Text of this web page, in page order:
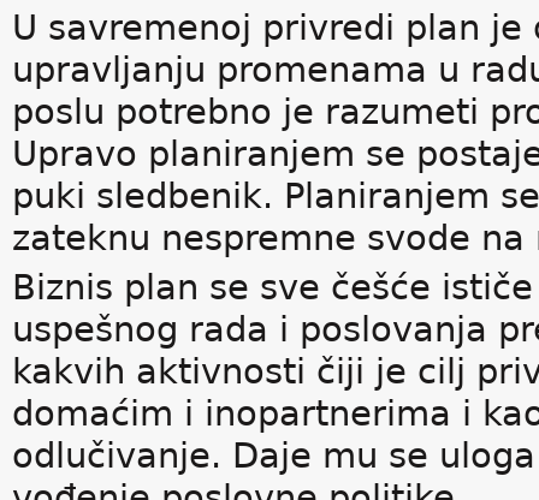
U savremenoj privredi plan
upravljanju promenama u
poslu potrebno je razumeti
Upravo planiranjem se
puki sledbenik. Planiranjem
zateknu nespremne svode
Biznis plan se sve češće
uspešnog rada i poslovanja
kakvih aktivnosti čiji je cilj
domaćim i inopartnerima i
odlučivanje. Daje mu se